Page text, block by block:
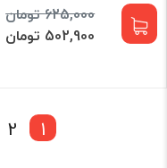
625,000 تومان
502,900 تومان
1
2